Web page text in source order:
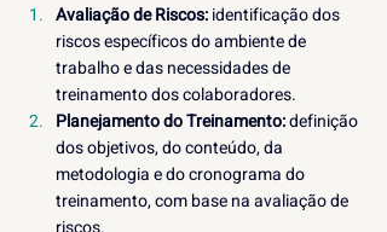
Avaliação de Riscos: identificação dos
riscos específicos do ambiente de
trabalho e das necessidades de
treinamento dos colaboradores.
Planejamento do Treinamento: definição
dos objetivos, do conteúdo, da
metodologia e do cronograma do
treinamento, com base na avaliação de